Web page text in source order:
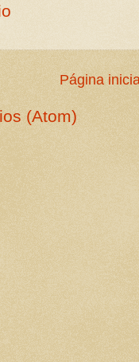
Página
(Atom)